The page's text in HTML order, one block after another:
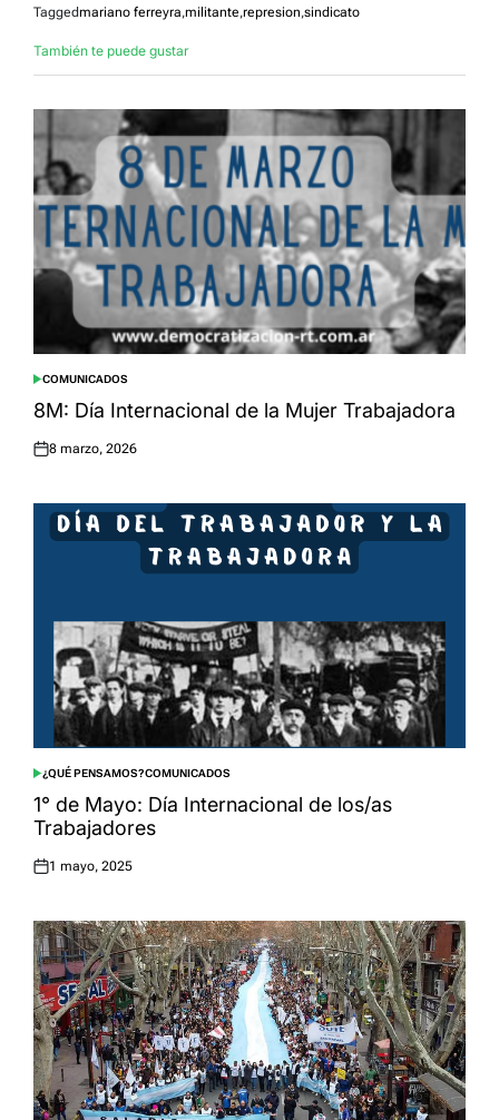
Taggedmariano ferreyra,militante,represion,sindicato
También te puede gustar
POSTED
IN
COMUNICADOS
8M: Día Internacional de la Mujer Trabajadora
Posted
8 marzo, 2026
POSTED
IN
¿QUÉ PENSAMOS?COMUNICADOS
1° de Mayo: Día Internacional de los/as
Trabajadores
Posted
1 mayo, 2025